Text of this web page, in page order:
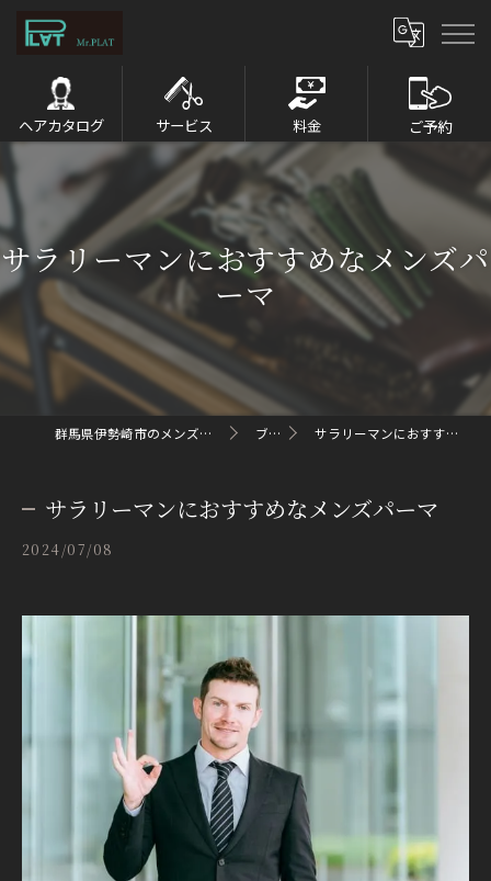
ヘアカタログ サービス 料金 ご予約
サラリーマンにおすすめなメンズパ
ーマ
群馬県伊勢崎市のメンズパーマならMr.PLAT ブログ サラリーマンにおすすめなメンズパーマ
サラリーマンにおすすめなメンズパーマ
2024/07/08